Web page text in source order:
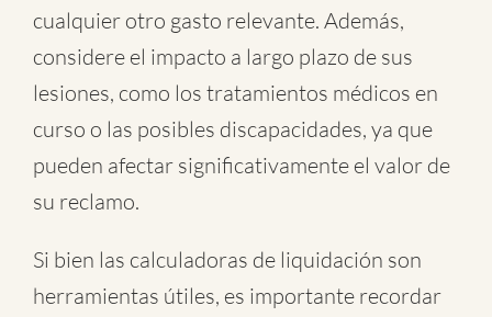
cualquier otro gasto relevante. Además,
considere el impacto a largo plazo de sus
lesiones, como los tratamientos médicos en
curso o las posibles discapacidades, ya que
pueden afectar significativamente el valor de
su reclamo.
Si bien las calculadoras de liquidación son
herramientas útiles, es importante recordar